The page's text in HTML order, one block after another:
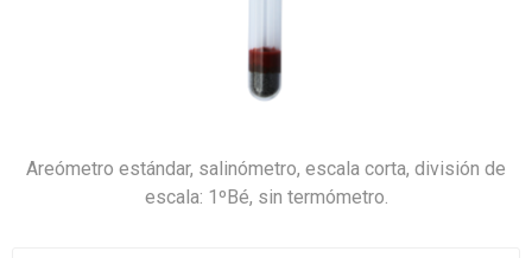
Areómetro estándar, salinómetro, escala corta, división de
escala: 1ºBé, sin termómetro.